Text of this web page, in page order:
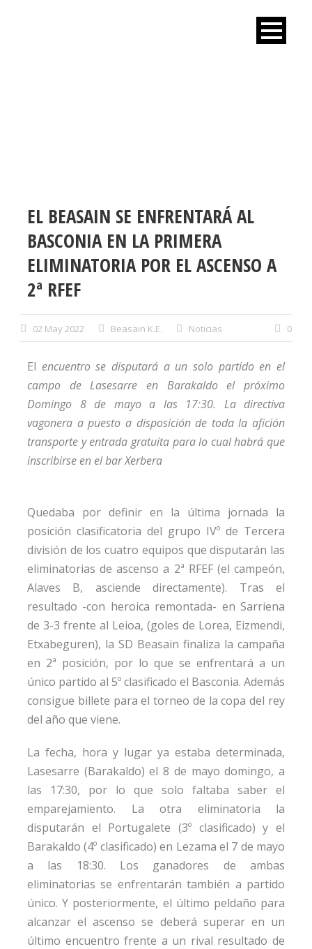
EL BEASAIN SE ENFRENTARÁ AL
BASCONIA EN LA PRIMERA
ELIMINATORIA POR EL ASCENSO A
2ª RFEF
02 May 2022 Beasain K.E. Noticias 0
El encuentro se disputará a un solo partido en el
campo de Lasesarre en Barakaldo el próximo
Domingo 8 de mayo a las 17:30. La directiva
vagonera a puesto a disposición de toda la afición
transporte y entrada gratuita para lo cual habrá que
inscribirse en el bar Xerbera
Quedaba por definir en la última jornada la
posición clasificatoria del grupo IVº de Tercera
división de los cuatro equipos que disputarán las
eliminatorias de ascenso a 2ª RFEF (el campeón,
Alaves B, asciende directamente). Tras el
resultado -con heroica remontada- en Sarriena
de 3-3 frente al Leioa, (goles de Lorea, Eizmendi,
Etxabeguren), la SD Beasain finaliza la campaña
en 2ª posición, por lo que se enfrentará a un
único partido al 5º clasificado el Basconia. Además
consigue billete para el torneo de la copa del rey
del año que viene.
La fecha, hora y lugar ya estaba determinada,
Lasesarre (Barakaldo) el 8 de mayo domingo, a
las 17:30, por lo que solo faltaba saber el
emparejamiento. La otra eliminatoria la
disputarán el Portugalete (3º clasificado) y el
Barakaldo (4º clasificado) en Lezama el 7 de mayo
a las 18:30. Los ganadores de ambas
eliminatorias se enfrentarán también a partido
único. Y posteriormente, el último peldaño para
alcanzar el ascenso se deberá superar en un
último encuentro frente a un rival resultado de